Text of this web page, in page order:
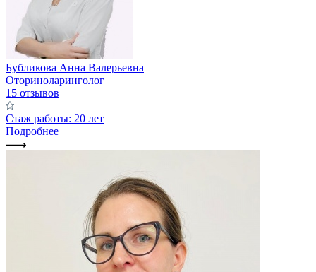
Бубликова Анна Валерьевна
Оториноларинголог
15 отзывов
Стаж работы: 20 лет
Подробнее